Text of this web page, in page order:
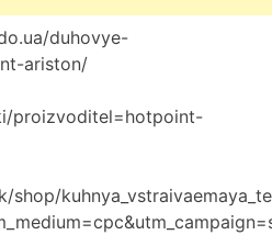
duhovye-
ariston/
proizvoditel=hotpoint-